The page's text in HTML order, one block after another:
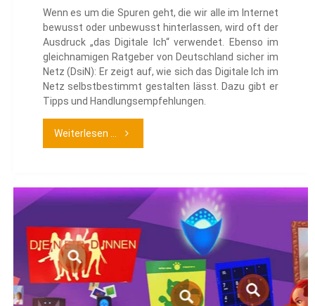
Wenn es um die Spuren geht, die wir alle im Internet
bewusst oder unbewusst hinterlassen, wird oft der
Ausdruck „das Digitale Ich“ verwendet. Ebenso im
gleichnamigen Ratgeber von Deutschland sicher im
Netz (DsiN): Er zeigt auf, wie sich das Digitale Ich im
Netz selbstbestimmt gestalten lässt. Dazu gibt er
Tipps und Handlungsempfehlungen.
Weiterlesen ... "Das
Ich
selbstbestimmt
surfen"